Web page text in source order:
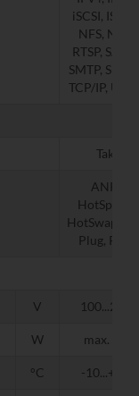
iSCSI, ISUPI,
NFS, NTP,
RTSP, SADP,
SMTP,
TCP/IP,
Tak
ANR,
HotSpare,
HotSwap/
Plug, POS
V 100...240
W max. 30
°C -10...+55